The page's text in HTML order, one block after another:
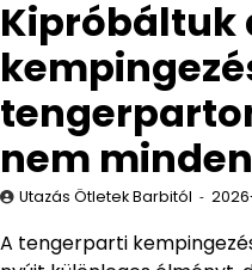
Kipróbáltuk
nem
Utazás Ötletek Barbitól
A tengerparti